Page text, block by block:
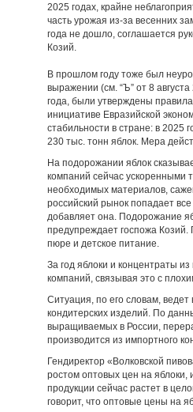
2025 годах, крайне
часть урожая из-за весенних
года не дошло, соглашается
Козий.
В прошлом году тоже был
выражении (см. “Ъ” от 8
года, были утверждены
инициативе Евразийской
стабильности в стране: в 2025
230 тыс. тонн яблок. Мера
На подорожании яблок
компаний сейчас ускоренными
необходимых материалов,
российский рынок попадает
добавляет она. Подорожание
предупреждает госпожа Козий.
пюре и детское питание.
За год яблоки и концентраты
компаний, связывая это с
Ситуация, по его словам, ведет
кондитерских изделий. По
выращиваемых в России,
производится из импортного
Гендиректор «Волковской
ростом оптовых цен на яблоки,
продукции сейчас растет в
говорит, что оптовые цены на